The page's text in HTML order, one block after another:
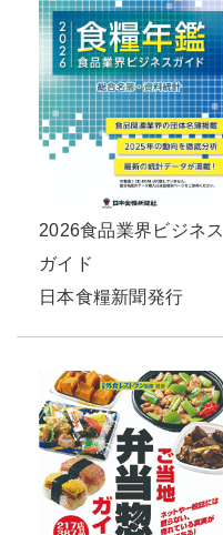
2026食品業界ビジネス
ガイド
日本食糧新聞発行